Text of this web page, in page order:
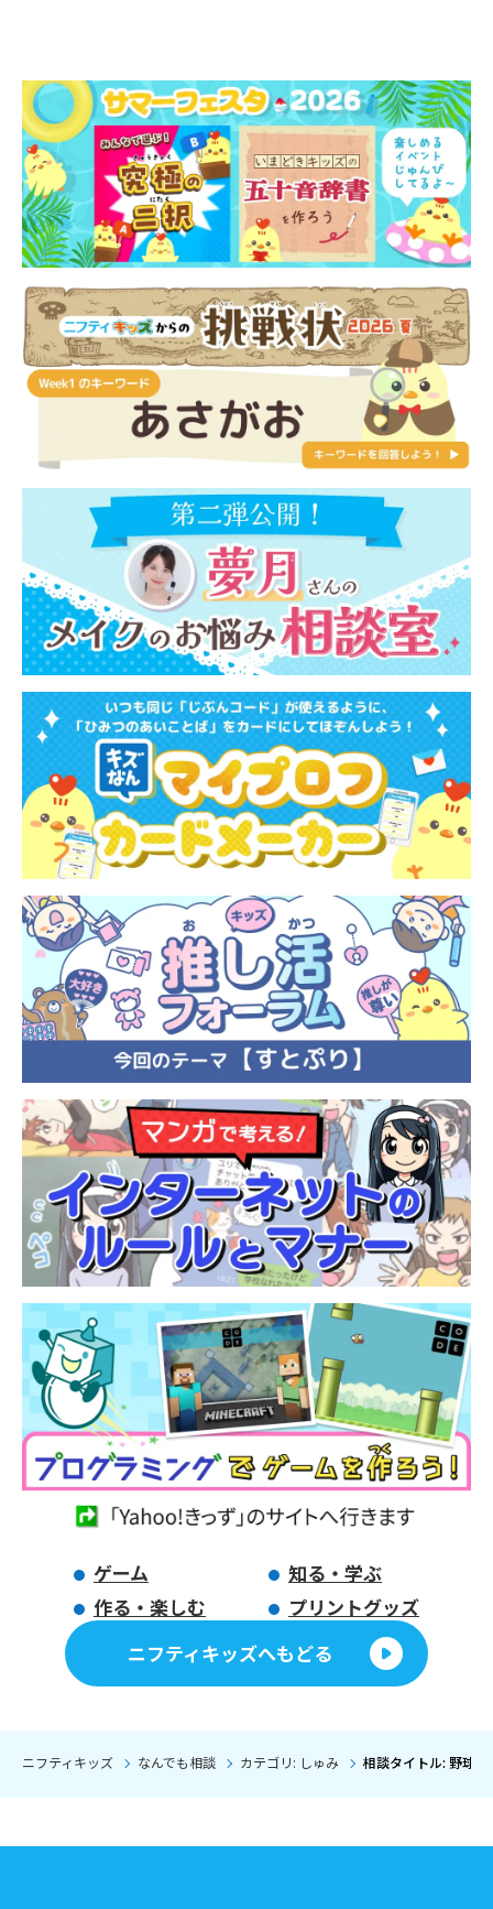
ゲーム
知る・学ぶ
作る・楽しむ
プリントグッズ
ニフティキッズへもどる
ニフティキッズ なんでも相談 カテゴリ: しゅみ 相談タイトル: 野球 ﾌ